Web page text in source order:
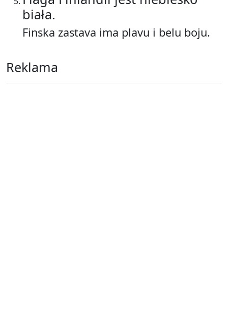
biała.
Finska zastava ima plavu i belu boju.
Reklama